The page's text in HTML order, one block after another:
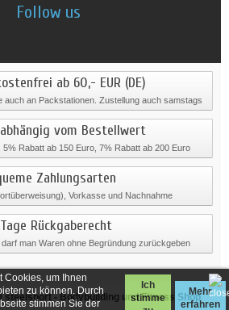
Cookies, um Ihnen
zu können. Durch
stimmen Sie der
Ich
stimme
Mehr
erfahren
Follow us
ab 60,- EUR (DE)
auch an Packstationen. Zustellung auch samstags
vom Bestellwert
Rabatt ab 150 Euro, 7% Rabatt ab 200 Euro
Zahlungsarten
Vorkasse und Nachnahme
Rückgaberecht
man Waren ohne Begründung zurückgeben
steelsport- Bodybuilding und Fitness Shop